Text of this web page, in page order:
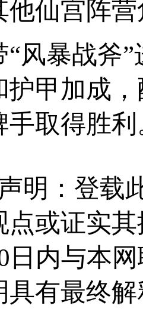
他仙宫阵
“风暴战斧
护甲加成
手取得胜利
明：登载
点或证实
日内与本
具有最终